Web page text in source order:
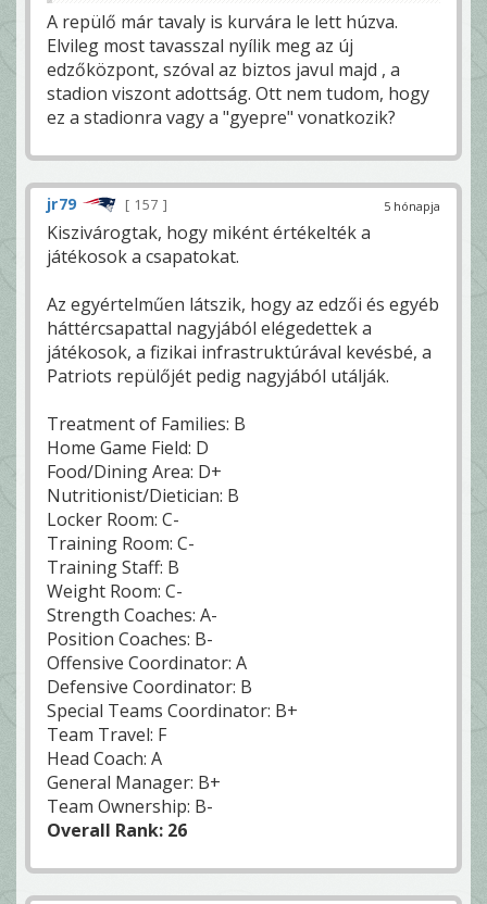
A repülő már tavaly is kurvára le lett húzva.
Elvileg most tavasszal nyílik meg az új
edzőközpont, szóval az biztos javul majd , a
stadion viszont adottság. Ott nem tudom, hogy
ez a stadionra vagy a "gyepre" vonatkozik?
5 hónapja
jr79 157
Kiszivárogtak, hogy miként értékelték a
játékosok a csapatokat.
Az egyértelműen látszik, hogy az edzői és egyéb
háttércsapattal nagyjából elégedettek a
játékosok, a fizikai infrastruktúrával kevésbé, a
Patriots repülőjét pedig nagyjából utálják.
Treatment of Families: B
Home Game Field: D
Food/Dining Area: D+
Nutritionist/Dietician: B
Locker Room: C-
Training Room: C-
Training Staff: B
Weight Room: C-
Strength Coaches: A-
Position Coaches: B-
Offensive Coordinator: A
Defensive Coordinator: B
Special Teams Coordinator: B+
Team Travel: F
Head Coach: A
General Manager: B+
Team Ownership: B-
Overall Rank: 26